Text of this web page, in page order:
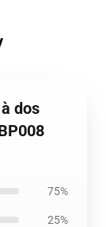
dos
75%
25%